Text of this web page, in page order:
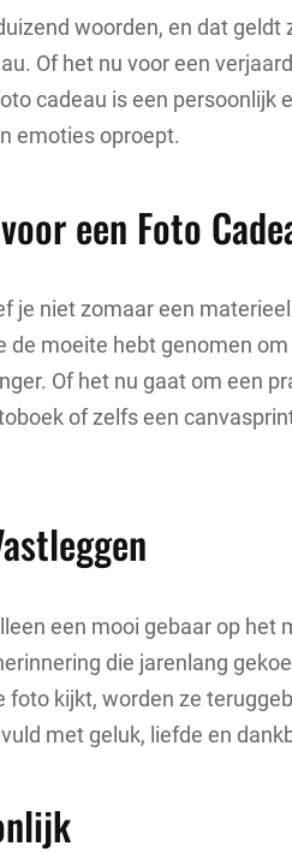
woorden, en dat
Of het nu voor een
cadeau is een persoonlijk
emoties oproept.
een Foto
je niet zomaar een
de moeite hebt genomen
Of het nu gaat om een
of zelfs een
een mooi gebaar op het
die jarenlang
foto kijkt, worden ze
met geluk, liefde en